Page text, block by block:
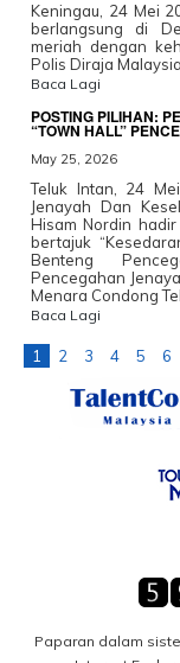
Keningau, 24 Mei
berlangsung di
meriah dengan
Polis Diraja Malaysia
Baca Lagi
POSTING PILIHAN:
“TOWN HALL”
May 25, 2026
Teluk Intan, 24
Jenayah Dan
Hisam Nordin hadir
bertajuk
Benteng
Pencegahan
Menara Condong
Baca Lagi
1 2 3 4 5 6
Paparan dalam